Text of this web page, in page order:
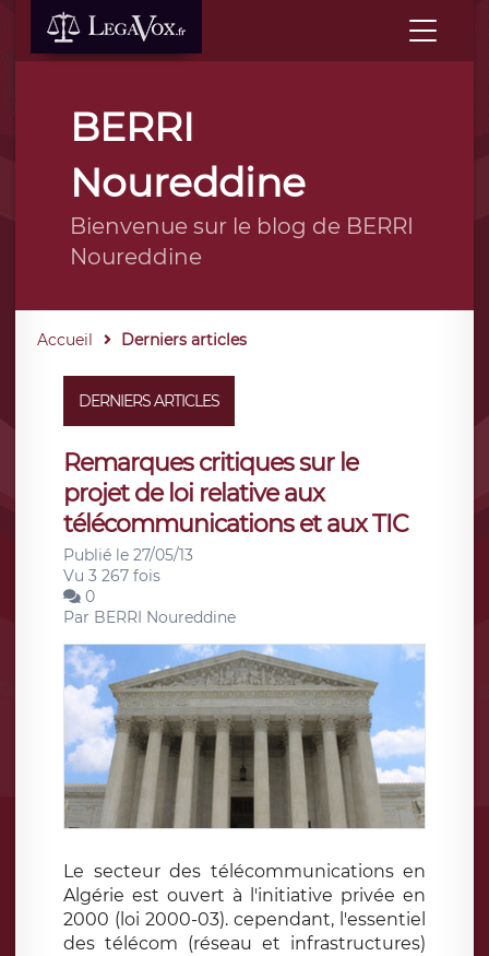
BERRI
Noureddine
Bienvenue sur le blog de BERRI
Noureddine
Accueil Derniers articles
DERNIERS ARTICLES
Remarques critiques sur le
projet de loi relative aux
télécommunications et aux TIC
Publié le 27/05/13
Vu 3 267 fois
0
Par BERRI Noureddine
Le secteur des télécommunications en
Algérie est ouvert à l'initiative privée en
2000 (loi 2000-03). cependant, l'essentiel
des télécom (réseau et infrastructures)